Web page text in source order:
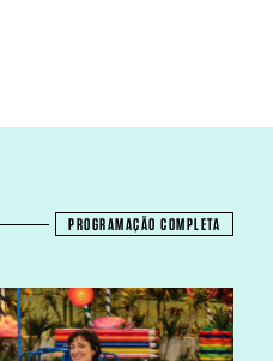
PROGRAMAÇÃO COMPLETA